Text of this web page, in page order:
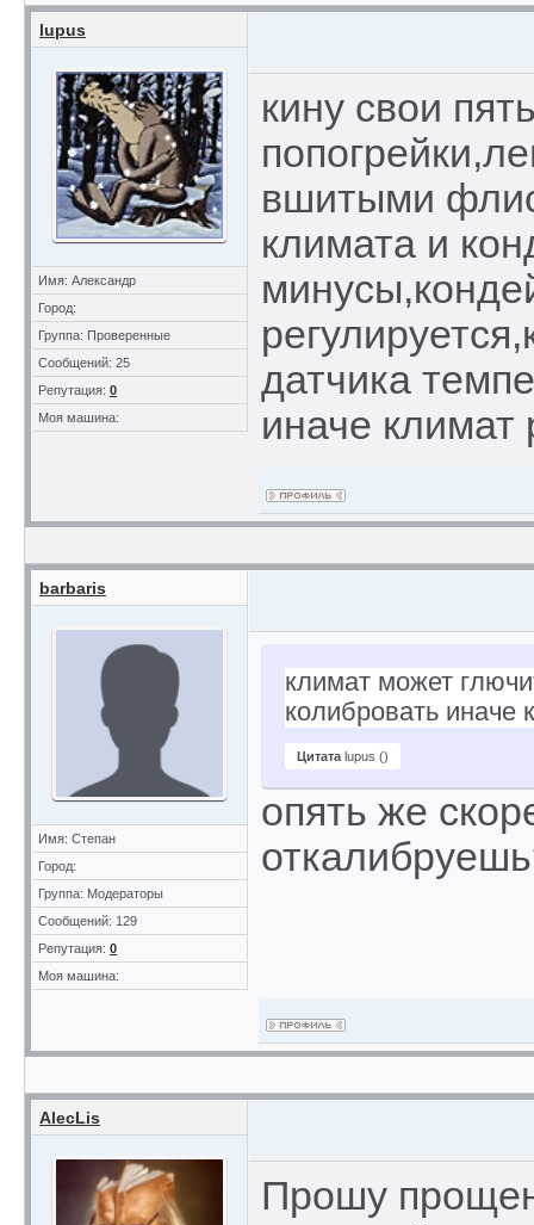
lupus
Имя: Александр
Город:
Группа: Проверенные
Сообщений: 25
Репутация: 0
Моя машина:
кину свои
вшитыми
климата и
датчика
иначе климат
barbaris
Имя: Степан
Город:
Группа: Модераторы
Сообщений: 129
Репутация: 0
Моя машина:
Цитата lupus ()
климат может
колибровать иначе
опять же
AlecLis
Прошу